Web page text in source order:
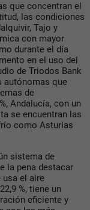
que concentran el
las condiciones
Tajo y
con mayor
durante el día
en el uso del
de Triodos Bank
autónomas que
de
Andalucía, con un
se encuentran las
como Asturias
sistema de
la pena destacar
usa el aire
%, tiene un
eficiente y